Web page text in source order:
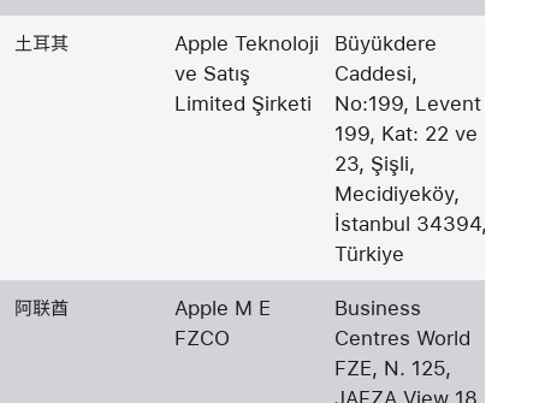
土耳其
Apple Teknoloji
ve Satış
Limited Şirketi
Büyükdere
Caddesi,
No:199, Levent
199, Kat: 22 ve
23, Şişli,
Mecidiyeköy,
İstanbul 34394,
Türkiye
阿联酋
Apple M E
FZCO
Business
Centres World
FZE, N. 125,
JAFZA View 18